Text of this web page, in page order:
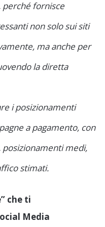
perché fornisce
non solo sui siti
ma anche per
la diretta
i posizionamenti
a pagamento, con
medi,
stimati.
che ti
Media